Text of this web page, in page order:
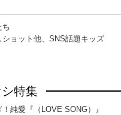
ち
ョット他、SNS話題キッズ
特集
純愛『（LOVE SONG）』